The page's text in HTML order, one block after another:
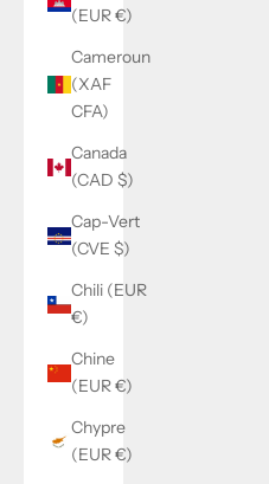
(EUR €)
Cameroun
(XAF
CFA)
Canada
(CAD $)
Cap-Vert
(CVE $)
Chili (EUR
€)
Chine
(EUR €)
Chypre
(EUR €)